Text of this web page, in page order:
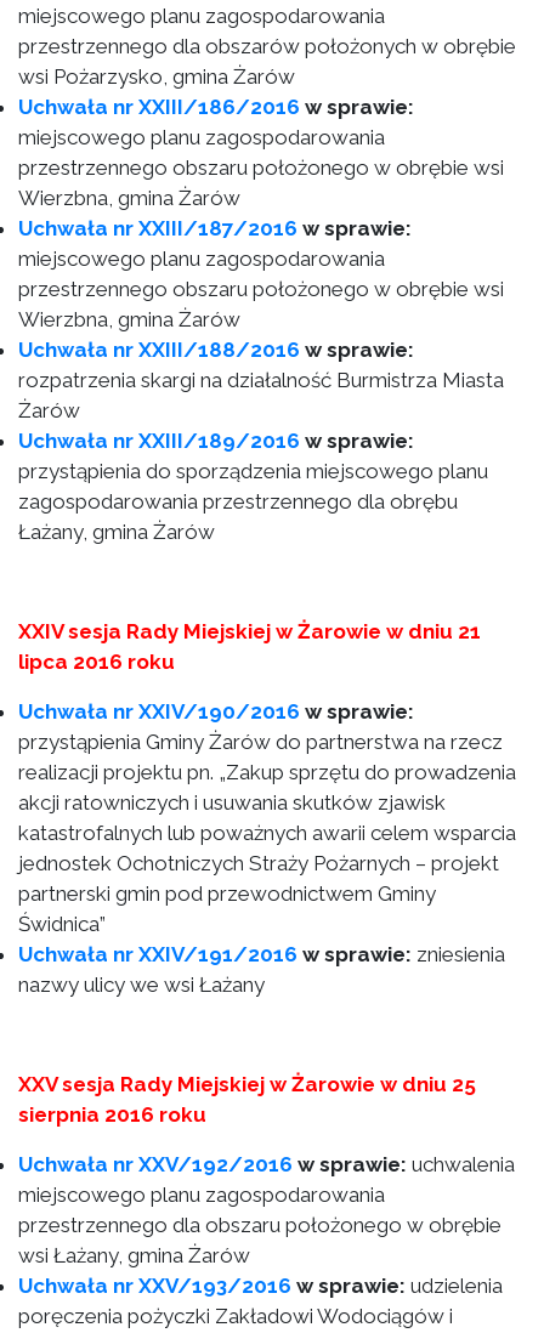
miejscowego planu zagospodarowania
przestrzennego dla obszarów położonych w obrębie
wsi Pożarzysko, gmina Żarów
Uchwała nr XXIII/186/2016 w sprawie:
miejscowego planu zagospodarowania
przestrzennego obszaru położonego w obrębie wsi
Wierzbna, gmina Żarów
Uchwała nr XXIII/187/2016 w sprawie:
miejscowego planu zagospodarowania
przestrzennego obszaru położonego w obrębie wsi
Wierzbna, gmina Żarów
Uchwała nr XXIII/188/2016 w sprawie:
rozpatrzenia skargi na działalność Burmistrza Miasta
Żarów
Uchwała nr XXIII/189/2016 w sprawie:
przystąpienia do sporządzenia miejscowego planu
zagospodarowania przestrzennego dla obrębu
Łażany, gmina Żarów
XXIV sesja Rady Miejskiej w Żarowie w dniu 21
lipca 2016 roku
Uchwała nr XXIV/190/2016 w sprawie:
przystąpienia Gminy Żarów do partnerstwa na rzecz
realizacji projektu pn. „Zakup sprzętu do prowadzenia
akcji ratowniczych i usuwania skutków zjawisk
katastrofalnych lub poważnych awarii celem wsparcia
jednostek Ochotniczych Straży Pożarnych – projekt
partnerski gmin pod przewodnictwem Gminy
Świdnica”
Uchwała nr XXIV/191/2016 w sprawie: zniesienia
nazwy ulicy we wsi Łażany
XXV sesja Rady Miejskiej w Żarowie w dniu 25
sierpnia 2016 roku
Uchwała nr XXV/192/2016 w sprawie: uchwalenia
miejscowego planu zagospodarowania
przestrzennego dla obszaru położonego w obrębie
wsi Łażany, gmina Żarów
Uchwała nr XXV/193/2016 w sprawie: udzielenia
poręczenia pożyczki Zakładowi Wodociągów i